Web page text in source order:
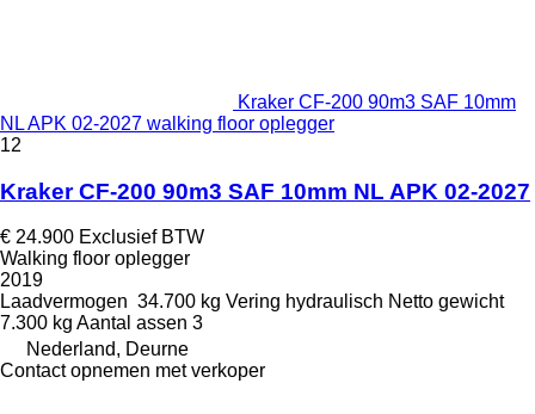
Kraker CF-200 90m3 SAF 10mm
NL APK 02-2027 walking floor oplegger
12
Kraker CF-200 90m3 SAF 10mm NL APK 02-2027
€ 24.900 Exclusief BTW
Walking floor oplegger
2019
Laadvermogen 34.700 kg Vering hydraulisch Netto gewicht
7.300 kg Aantal assen 3
Nederland, Deurne
Contact opnemen met verkoper